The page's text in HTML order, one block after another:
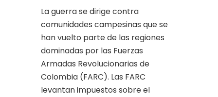
La guerra se dirige contra
comunidades campesinas que se
han vuelto parte de las regiones
dominadas por las Fuerzas
Armadas Revolucionarias de
Colombia (FARC). Las FARC
levantan impuestos sobre el